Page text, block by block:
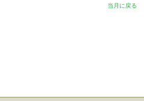
当月に戻る